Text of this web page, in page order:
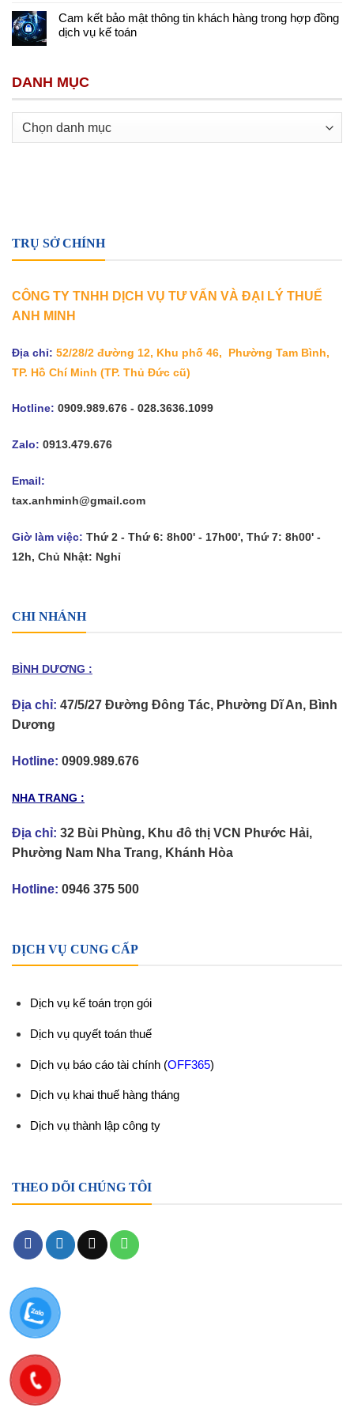
Cam kết bảo mật thông tin khách hàng trong hợp đồng
dịch vụ kế toán
DANH MỤC
Danh
TRỤ SỞ CHÍNH
CÔNG TY TNHH DỊCH VỤ TƯ VẤN VÀ ĐẠI LÝ THUẾ
ANH MINH
Địa chỉ: 52/28/2 đường 12, Khu phố 46, Phường Tam Bình,
TP. Hồ Chí Minh (TP. Thủ Đức cũ)
Hotline: 0909.989.676 - 028.3636.1099
Zalo: 0913.479.676
Email:
tax.anhminh@gmail.com
Giờ làm việc: Thứ 2 - Thứ 6: 8h00' - 17h00', Thứ 7: 8h00' -
12h, Chủ Nhật: Nghỉ
CHI NHÁNH
BÌNH DƯƠNG :
Địa chỉ: 47/5/27 Đường Đông Tác, Phường Dĩ An, Bình
Dương
Hotline: 0909.989.676
NHA TRANG :
Địa chỉ: 32 Bùi Phùng, Khu đô thị VCN Phước Hải,
Phường Nam Nha Trang, Khánh Hòa
Hotline: 0946 375 500
DỊCH VỤ CUNG CẤP
Dịch vụ kế toán trọn gói
Dịch vụ quyết toán thuế
Dịch vụ báo cáo tài chính (OFF365)
Dịch vụ khai thuế hàng tháng
Dịch vụ thành lập công ty
THEO DÕI CHÚNG TÔI